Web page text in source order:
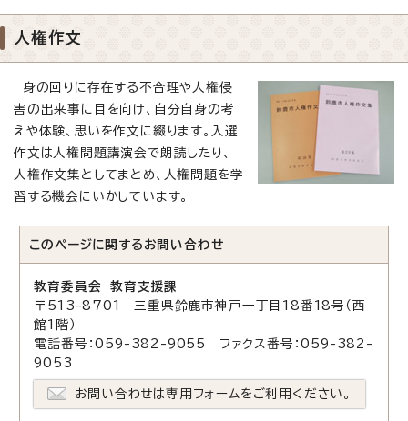
人権作文
身の回りに存在する不合理や人権侵
害の出来事に目を向け、自分自身の考
えや体験、思いを作文に綴ります。入選
作文は人権問題講演会で朗読したり、
人権作文集としてまとめ、人権問題を学
習する機会にいかしています。
このページに関する お問い合わせ
教育委員会 教育支援課
〒513-8701 三重県鈴鹿市神戸一丁目18番18号（西
館1階）
電話番号：059-382-9055 ファクス番号：059-382-
9053
お問い合わせは専用フォームをご利用ください。